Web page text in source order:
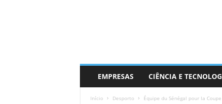
EMPRESAS CIÊNCIA E
Início Desporto Équipe du Sénégal pour la